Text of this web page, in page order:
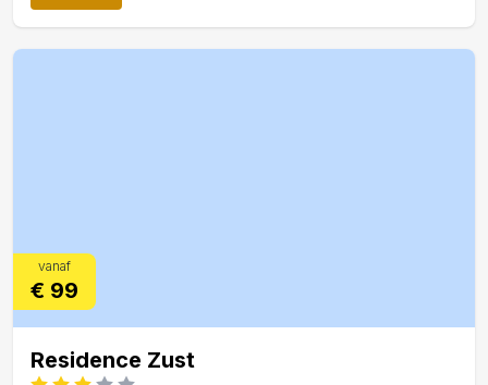
vanaf
€ 99
Residence Zust